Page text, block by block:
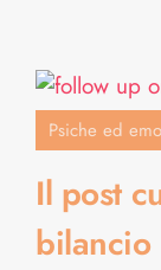
Psiche ed
Il post
bilancio